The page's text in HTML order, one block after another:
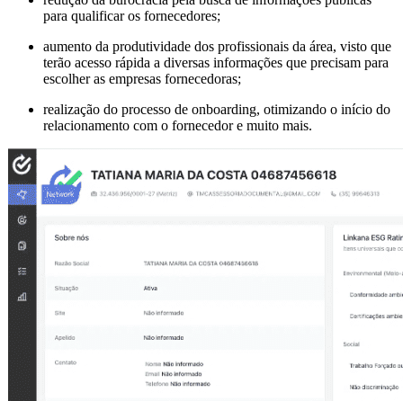
para qualificar os fornecedores;
aumento da produtividade dos profissionais da área, visto que
terão acesso rápida a diversas informações que precisam para
escolher as empresas fornecedoras;
realização do processo de onboarding, otimizando o início do
relacionamento com o fornecedor e muito mais.